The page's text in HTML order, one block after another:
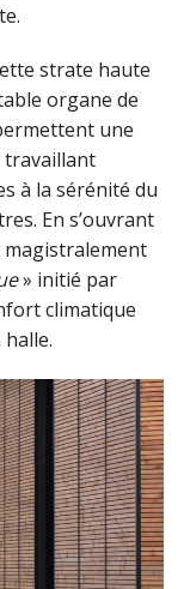
strate haute
organe de
une
travaillant
à la sérénité du
En s’ouvrant
magistralement
» initié par
climatique